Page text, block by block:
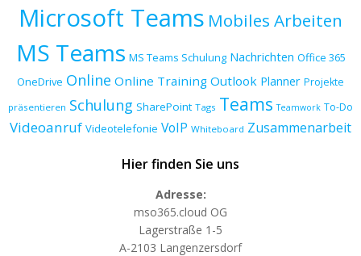
Microsoft Teams Mobiles Arbeiten
MS Teams MS Teams Schulung Nachrichten Office 365
OneDrive Online Online Training Outlook Planner Projekte
präsentieren Schulung SharePoint Tags Teams Teamwork To-Do
Videoanruf Videotelefonie VoIP Whiteboard Zusammenarbeit
Hier finden Sie uns
Adresse:
mso365.cloud OG
Lagerstraße 1-5
A-2103 Langenzersdorf